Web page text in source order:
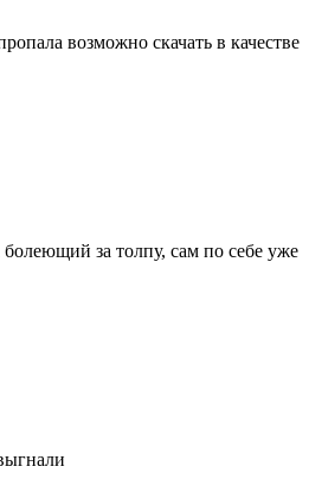
возможно скачать в качестве
за толпу, сам по себе уже